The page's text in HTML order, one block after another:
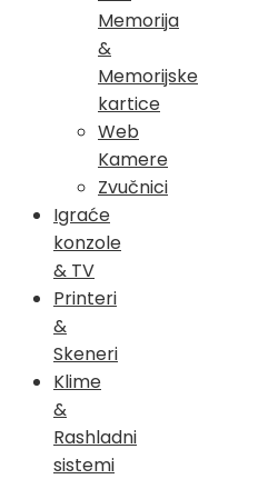
Memorija
&
Memorijske
kartice
Web
Kamere
Zvučnici
Igraće
konzole
& TV
Printeri
&
Skeneri
Klime
&
Rashladni
sistemi